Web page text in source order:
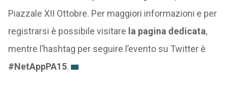
Piazzale XII Ottobre. Per maggiori informazioni e per
registrarsi è possibile visitare la pagina dedicata,
mentre l’hashtag per seguire l’evento su Twitter è
#NetAppPA15.